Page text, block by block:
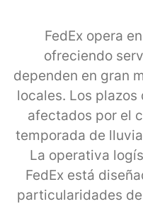
FedEx opera
ofreciendo
dependen en gran
locales. Los
afectados por el
temporada de
La operativa
FedEx está
particularidades